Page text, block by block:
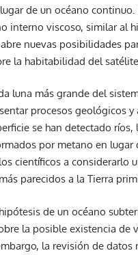
de un océano continuo.
interno viscoso, similar al
nuevas posibilidades
la habitabilidad del satélite.
luna más grande del
procesos geológicos y
se han detectado ríos,
por metano en lugar
científicos a considerarlo
parecidos a la Tierra
de un océano
la posible existencia de
la revisión de datos